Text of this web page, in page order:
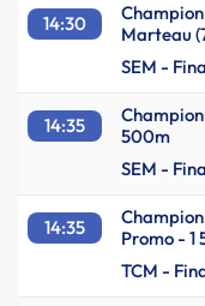
14:30
Marteau
SEM -
14:35
500m
SEM -
14:35
Promo - 1
TCM -